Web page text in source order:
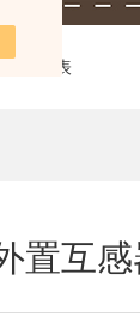
电能表
置互